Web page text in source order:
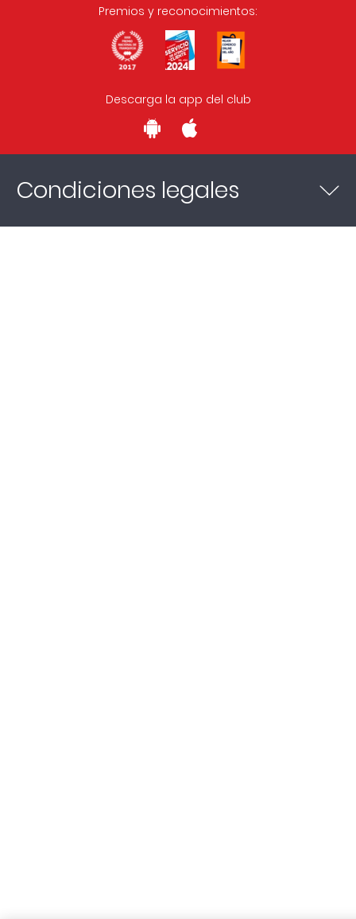
Premios y reconocimientos:
Descarga la app del club
Condiciones legales